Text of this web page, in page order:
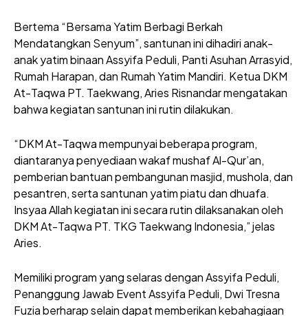
Bertema “Bersama Yatim Berbagi Berkah
Mendatangkan Senyum”, santunan ini dihadiri anak-
anak yatim binaan Assyifa Peduli, Panti Asuhan Arrasyid,
Rumah Harapan, dan Rumah Yatim Mandiri. Ketua DKM
At-Taqwa PT. Taekwang, Aries Risnandar mengatakan
bahwa kegiatan santunan ini rutin dilakukan.
“DKM At-Taqwa mempunyai beberapa program,
diantaranya penyediaan wakaf mushaf Al-Qur’an,
pemberian bantuan pembangunan masjid, mushola, dan
pesantren, serta santunan yatim piatu dan dhuafa.
Insyaa Allah kegiatan ini secara rutin dilaksanakan oleh
DKM At-Taqwa PT. TKG Taekwang Indonesia,” jelas
Aries.
Memiliki program yang selaras dengan Assyifa Peduli,
Penanggung Jawab Event Assyifa Peduli, Dwi Tresna
Fuzia berharap selain dapat memberikan kebahagiaan